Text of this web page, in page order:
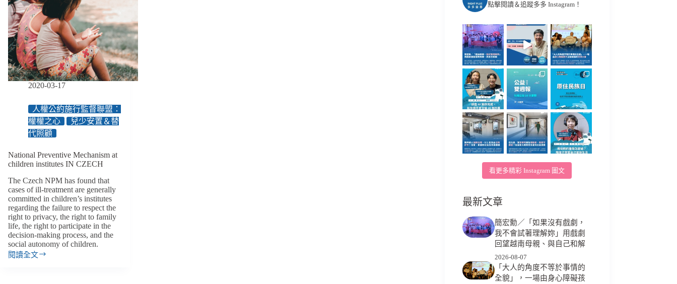
2020-03-17
人權公約施行監督聯盟：
權權之心
兒少安置＆替
代照顧
National Preventive Mechanism at
children institutes IN CZECH
The Czech NPM has found that
cases of ill-treatment are generally
committed in children’s institutes
regarding the failure to respect the
right to privacy, the right to family
life, the right to participate in the
decision-making process, and the
social autonomy of children.
閱讀全文
National
點擊閱讀＆追蹤多多 Instagram！
看更多精彩 Instagram 圖文
最新文章
簡宏勳／「如果沒有戲劇，
我不會試著理解妳」用戲劇
回望越南母親、與自己和解
2026-08-07
「大人的角度不等於事情的
全貌」，一場由身心障礙孩